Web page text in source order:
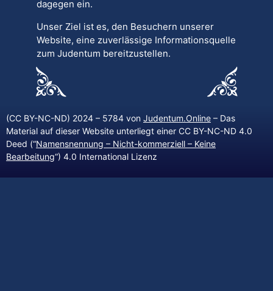
dagegen ein.
Unser Ziel ist es, den Besuchern unserer
Website, eine zuverlässige Informationsquelle
zum Judentum bereitzustellen.
(CC BY-NC-ND) 2024 – 5784 von Judentum.Online – Das
Material auf dieser Website unterliegt einer CC BY-NC-ND 4.0
Deed (“Namensnennung – Nicht-kommerziell – Keine
Bearbeitung“) 4.0 International Lizenz